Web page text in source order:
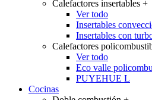
Calefactores insertables +
Ver todo
Insertables
Insertables con
Calefactores
Ver todo
Eco valle
PUYEHUE L
Cocinas